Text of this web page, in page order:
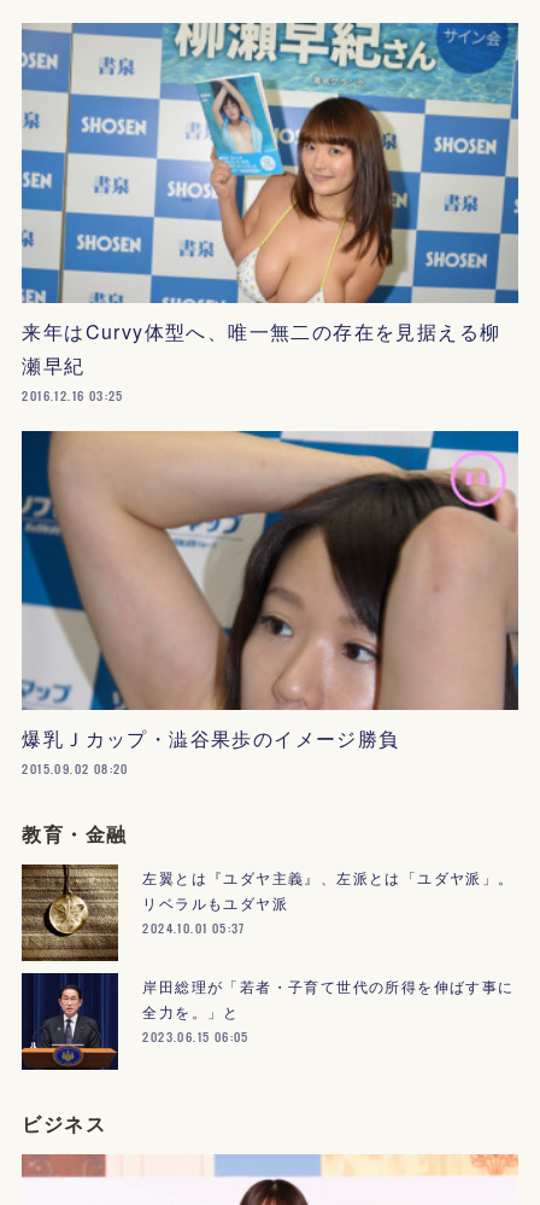
来年はCurvy体型へ、唯一無二の存在を見据える柳
瀬早紀
2016.12.16 03:25
爆乳Ｊカップ・澁谷果歩のイメージ勝負
2015.09.02 08:20
教育・金融
左翼とは『ユダヤ主義』、左派とは「ユダヤ派」。
リベラルもユダヤ派
2024.10.01 05:37
岸田総理が「若者・子育て世代の所得を伸ばす事に
全力を。」と
2023.06.15 06:05
ビジネス